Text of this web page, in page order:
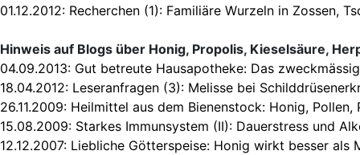
01.12.2012: Recherchen (1): Familiäre Wurzeln in Zossen,
Hinweis auf Blogs über Honig, Propolis, Kieselsäure,
04.09.2013: Gut betreute Hausapotheke: Das
18.04.2012: Leseranfragen (3): Melisse bei
26.11.2009: Heilmittel aus dem Bienenstock: Honig, Pollen,
15.08.2009: Starkes Immunsystem (II): Dauerstress und
12.12.2007: Liebliche Götterspeise: Honig wirkt besser als